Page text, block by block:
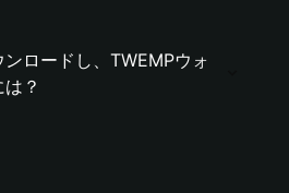
ロードし、TWEMPウォ
？